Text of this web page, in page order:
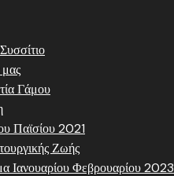
Γάμου
Παϊσίου 2021
Ζωής
Ιανουαρίου Φεβρουαρίου 2023